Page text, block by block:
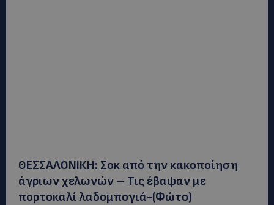
ΘΕΣΣΑΛΟΝΙΚΗ: Σοκ από την κακοποίηση
άγριων χελωνών – Τις έβαψαν με
πορτοκαλί λαδομπογιά-(Φώτο)